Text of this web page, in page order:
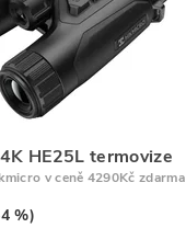
HE25L termovize
v ceně 4290Kč zdarma
%)